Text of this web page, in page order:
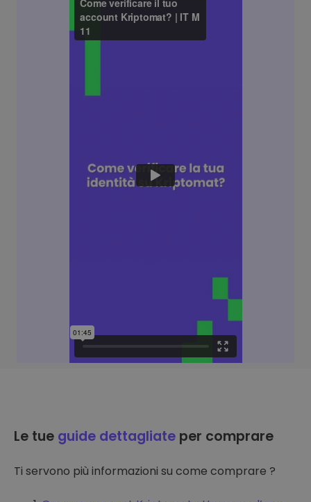
Le tue guide dettagliate per comprare
Ti servono più informazioni su come comprare ?